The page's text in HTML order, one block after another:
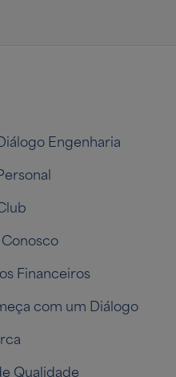
Engenharia
Financeiros
com um Diálogo
Qualidade